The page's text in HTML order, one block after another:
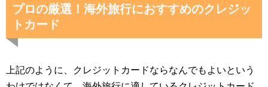
プロの厳選！海外旅行におすすめのクレジッ
トカード
上記のように、クレジットカードならなんでもよいという